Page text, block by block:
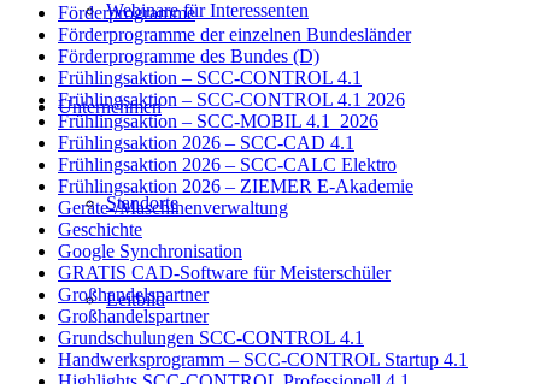
Webinare für Interessenten
Unternehmen
Standorte
Leitbild
Förderprogramme
Förderprogramme der einzelnen Bundesländer
Förderprogramme des Bundes (D)
Frühlingsaktion – SCC-CONTROL 4.1
Frühlingsaktion – SCC-CONTROL 4.1 2026
Frühlingsaktion – SCC-MOBIL 4.1_2026
Frühlingsaktion 2026 – SCC-CAD 4.1
Frühlingsaktion 2026 – SCC-CALC Elektro
Frühlingsaktion 2026 – ZIEMER E-Akademie
Geräte-/Maschinenverwaltung
Geschichte
Google Synchronisation
GRATIS CAD-Software für Meisterschüler
Großhandelspartner
Großhandelspartner
Grundschulungen SCC-CONTROL 4.1
Handwerksprogramm – SCC-CONTROL Startup 4.1